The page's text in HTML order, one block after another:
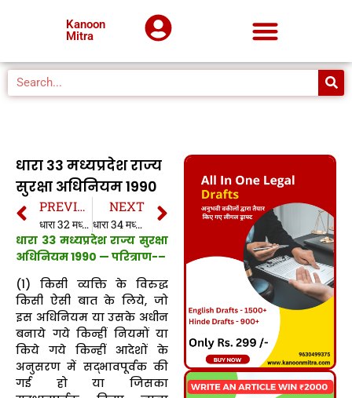
Kanoon
Mitra
धारा 33 मध्यप्रदेश राज्य
सुरक्षा अधिनियम 1990
PREVIOUS
धारा 32 मध्यप्रदेश राज्य सुरक्षा अधिनियम 1990
NEXT
धारा 34 मध्यप्रदेश राज्य सुरक्षा अधिनियम 1990
धारा 33 मध्यप्रदेश राज्य सुरक्षा
अधिनियम 1990 — परित्राण-–
(1) किसी व्यक्ति के विरुद्ध
किसी ऐसी बात के लिये, जो
इस अधिनियम या उसके अधीन
बनाये गये किन्हीं नियमों या
किये गये किन्हीं आदेशों के
अनुसरण में सद्भावपूर्वक की
गई हो या जिसका